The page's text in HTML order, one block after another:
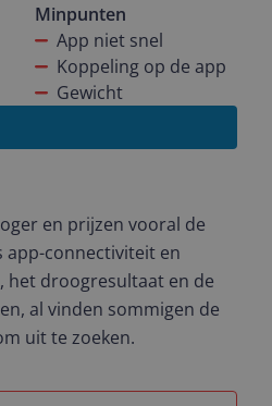
Minpunten
App niet snel
Koppeling op de app
Gewicht
en prijzen vooral de
app-connectiviteit en
het droogresultaat en de
al vinden sommigen de
uit te zoeken.